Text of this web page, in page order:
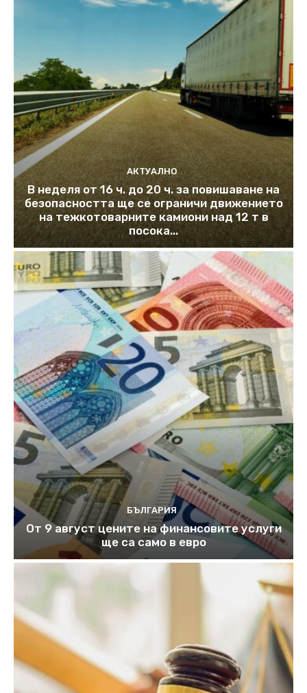
АКТУАЛНО
В неделя от 16 ч. до 20 ч. за повишаване на
безопасността ще се ограничи движението
на тежкотоварните камиони над 12 т в
посока...
БЪЛГАРИЯ
От 9 август цените на финансовите услуги
ще са само в евро